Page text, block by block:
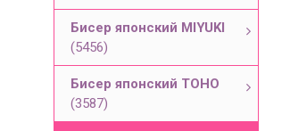
Бисер японский MIYUKI
(5456)
Бисер японский TOHO
(3587)